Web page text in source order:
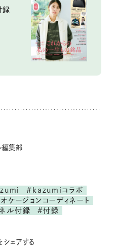
録
編集部
#kazumiコラボ
ケージョンコーディネート
ル付録 #付録
シェアする